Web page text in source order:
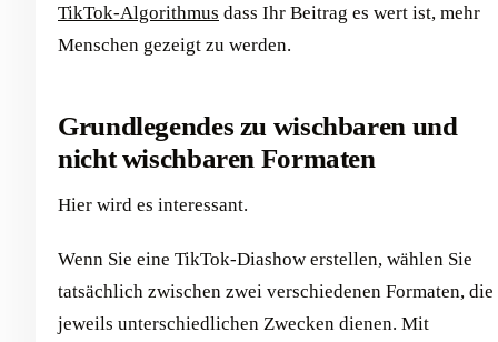
TikTok-Algorithmus dass Ihr Beitrag es wert ist, mehr
Menschen gezeigt zu werden.
Grundlegendes zu wischbaren und
nicht wischbaren Formaten
Hier wird es interessant.
Wenn Sie eine TikTok-Diashow erstellen, wählen Sie
tatsächlich zwischen zwei verschiedenen Formaten, die
jeweils unterschiedlichen Zwecken dienen. Mit